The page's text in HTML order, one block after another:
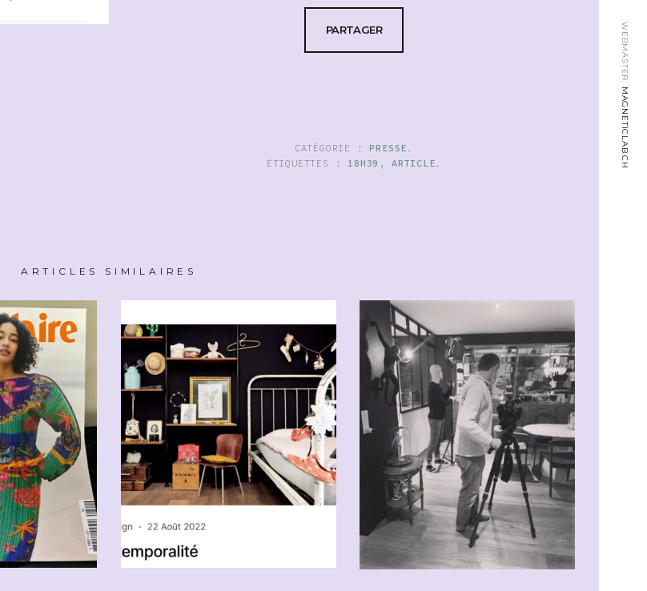
WEBMASTER:
MAGNETICLAB.CH
PARTAGER
CATÉGORIE :PRESSE .
ÉTIQUETTES :18H39 , ARTICLE.
ARTICLES SIMILAIRES